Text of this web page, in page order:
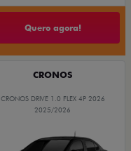
Quero agora!
CRONOS
CRONOS DRIVE 1.0 FLEX 4P 2026
2025/2026